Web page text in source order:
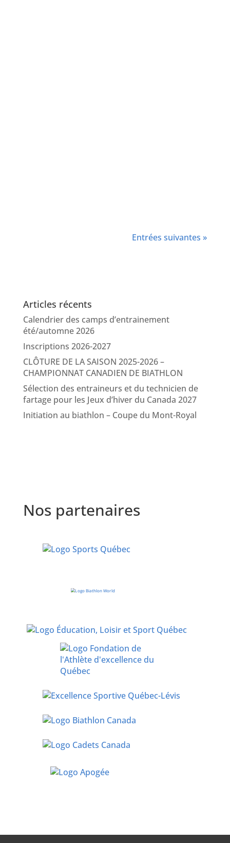
Entrées suivantes »
Articles récents
Calendrier des camps d’entrainement
été/automne 2026
Inscriptions 2026-2027
CLÔTURE DE LA SAISON 2025-2026 –
CHAMPIONNAT CANADIEN DE BIATHLON
Sélection des entraineurs et du technicien de
fartage pour les Jeux d’hiver du Canada 2027
Initiation au biathlon – Coupe du Mont-Royal
Nos partenaires